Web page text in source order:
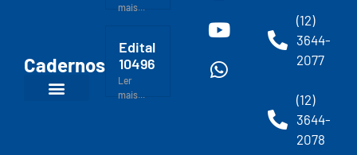
Cadernos
mais...
Edital
10496
Ler
mais...
(12)
3644-
2077
(12)
3644-
2078